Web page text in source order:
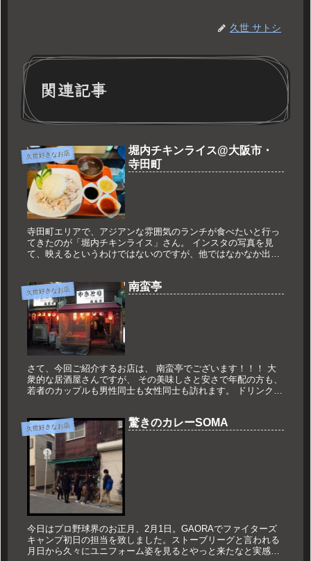
久世 サトシ
関連記事
久世好きなお店
堀内チキンライス@大阪市・
寺田町
寺田町エリアで、アジアンな雰囲気のランチが食べたいと行っ
てきたのが「堀内チキンライス」さん。 インスタの写真を見
て、映えるというわけではないのですが、他ではなかなか出会
久世好きなお店 南蛮亭
さて、今回ご紹介するお店は、 南蛮亭でございます！！！ 大
衆的な居酒屋さんですが、 その美味しさと安さで年配の方も、
若者のカップルも男性同士も女性同士も訪れます。 ドリンクは
久世好きなお店 驚きのカレーSOMA
今日はプロ野球界のお正月、2月1日。GAORAでファイターズ
キャンプ初日の担当を致しました。ストーブリーグと言われる
月日から久々にユニフォーム姿を見るとやっと来たなと実感。